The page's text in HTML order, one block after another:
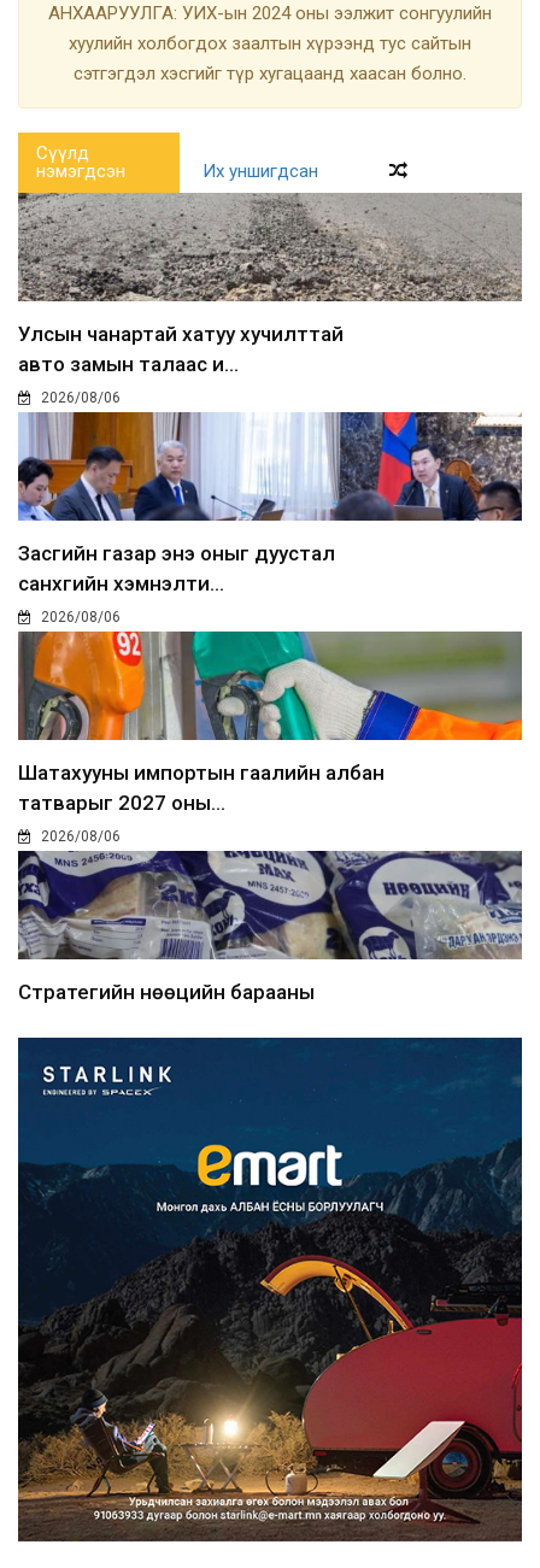
АНХААРУУЛГА: УИХ-ын 2024 оны ээлжит сонгуулийн
хуулийн холбогдох заалтын хүрээнд тус сайтын
сэтгэгдэл хэсгийг түр хугацаанд хаасан болно.
Сүүлд
нэмэгдсэн
Их уншигдсан
Улсын чанартай хатуу хучилттай
авто замын талаас и...
2026/08/06
Засгийн газар энэ оныг дуустал
санхүүгийн хэмнэлти...
2026/08/06
Шатахууны импортын гаалийн албан
татварыг 2027 оны...
2026/08/06
Стратегийн нөөцийн барааны
Монгол Улс COP17 бага хуралд 6.5
тэрбум ам.доллары...
2026/08/06
“Улаанбаатар трам” төсөл
хэрэгжсэнээр жилд 446...
2026/08/06